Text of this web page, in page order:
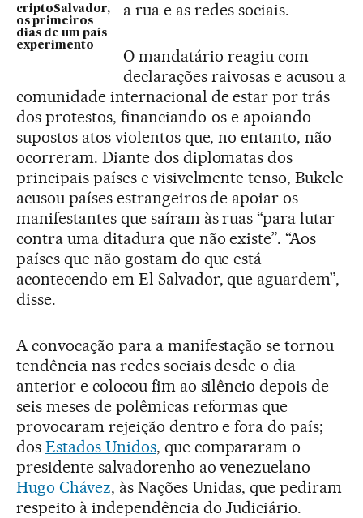
criptoSalvador,
os primeiros
dias de um país
experimento
a rua e as redes sociais.
O mandatário reagiu com
declarações raivosas e acusou a
comunidade internacional de estar por trás
dos protestos, financiando-os e apoiando
supostos atos violentos que, no entanto, não
ocorreram. Diante dos diplomatas dos
principais países e visivelmente tenso, Bukele
acusou países estrangeiros de apoiar os
manifestantes que saíram às ruas “para lutar
contra uma ditadura que não existe”. “Aos
países que não gostam do que está
acontecendo em El Salvador, que aguardem”,
disse.
A convocação para a manifestação se tornou
tendência nas redes sociais desde o dia
anterior e colocou fim ao silêncio depois de
seis meses de polêmicas reformas que
provocaram rejeição dentro e fora do país;
dos Estados Unidos, que compararam o
presidente salvadorenho ao venezuelano
Hugo Chávez, às Nações Unidas, que pediram
respeito à independência do Judiciário.